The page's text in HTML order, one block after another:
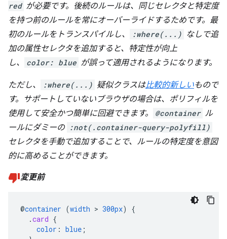
red が必要です。後続のルールは、同じセレクタと特定度
を持つ前のルールを常にオーバーライドするためです。最
初のルールをトランスパイルし、
:where(...) なし で追
加の属性セレクタを追加すると、特定性が向上
し、
color: blue が誤って適用されるようになります。
ただし、 :where(...) 疑似クラスは比較的新しいもので
す。サポートしていないブラウザの場合は、ポリフィルを
使用して安全かつ簡単に回避できます。
@container ル
ールにダミーの :not(.container-query-polyfill)
セレクタを手動で追加することで、ルールの特定度を意図
的に高めることができます。
変更前
@container (width > 300px)
{
.card {
color : blue ;